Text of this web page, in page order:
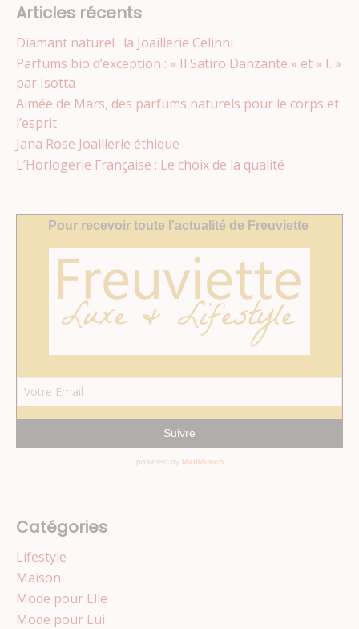
Articles récents
Diamant naturel : la Joaillerie Celinni
Parfums bio d’exception : « Il Satiro Danzante » et « I. »
par Isotta
Aimée de Mars, des parfums naturels pour le corps et
l’esprit
Jana Rose Joaillerie éthique
L’Horlogerie Française : Le choix de la qualité
Catégories
Lifestyle
Maison
Mode pour Elle
Mode pour Lui